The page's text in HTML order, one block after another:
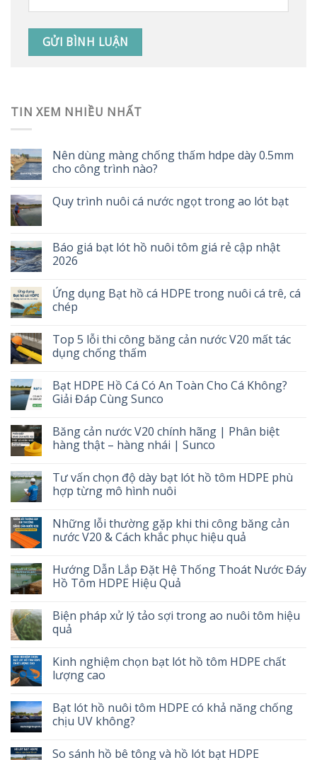
TIN XEM NHIỀU NHẤT
Nên dùng màng chống thấm hdpe dày 0.5mm
cho công trình nào?
Quy trình nuôi cá nước ngọt trong ao lót bạt
Báo giá bạt lót hồ nuôi tôm giá rẻ cập nhật
2026
Ứng dụng Bạt hồ cá HDPE trong nuôi cá trê, cá
chép
Top 5 lỗi thi công băng cản nước V20 mất tác
dụng chống thấm
Bạt HDPE Hồ Cá Có An Toàn Cho Cá Không?
Giải Đáp Cùng Sunco
Băng cản nước V20 chính hãng | Phân biệt
hàng thật – hàng nhái | Sunco
Tư vấn chọn độ dày bạt lót hồ tôm HDPE phù
hợp từng mô hình nuôi
Những lỗi thường gặp khi thi công băng cản
nước V20 & Cách khắc phục hiệu quả
Hướng Dẫn Lắp Đặt Hệ Thống Thoát Nước Đáy
Hồ Tôm HDPE Hiệu Quả
Biện pháp xử lý tảo sợi trong ao nuôi tôm hiệu
quả
Kinh nghiệm chọn bạt lót hồ tôm HDPE chất
lượng cao
Bạt lót hồ nuôi tôm HDPE có khả năng chống
chịu UV không?
So sánh hồ bê tông và hồ lót bạt HDPE